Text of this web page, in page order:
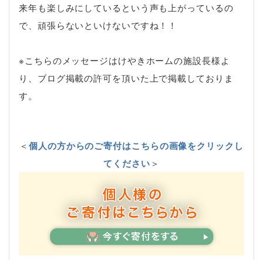
来年も楽しみにしているという声も上がっているの
で、頑張らないといけないですね！！
※こちらのメッセージはけやきホームの施設長様よ
り、ブログ掲載の許可を頂いた上で掲載しておりま
す。
＜個人の方からのご寄付はこちらの画像をクリックし
てください＞